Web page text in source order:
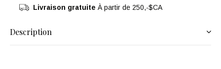
Livraison gratuite À partir de 250,-$CA
Description